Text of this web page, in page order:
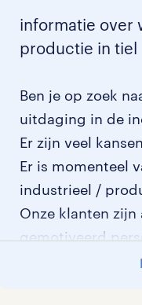
informatie over
productie in tiel
Ben je op zoek
uitdaging in de
Er zijn veel
Er is momenteel
industrieel /
Onze klanten
gemotiveerd
graag samen